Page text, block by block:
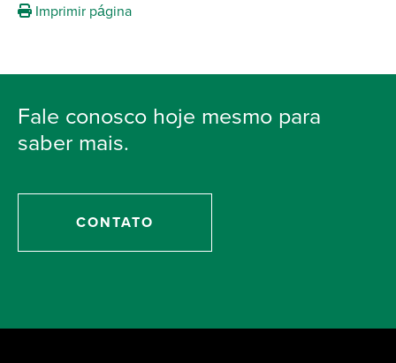
Imprimir página
Fale conosco hoje mesmo para
saber mais.
CONTATO